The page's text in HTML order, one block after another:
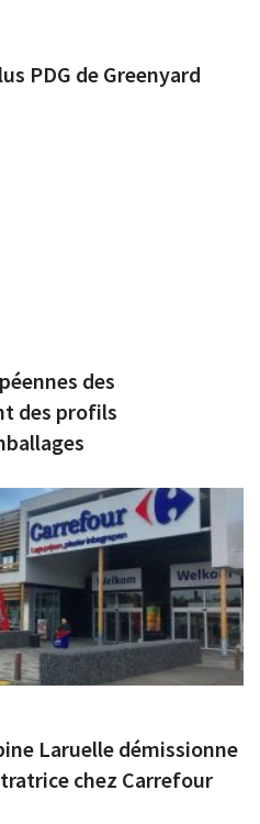
PDG de Greenyard
des
des profils
Laruelle démissionne
chez Carrefour